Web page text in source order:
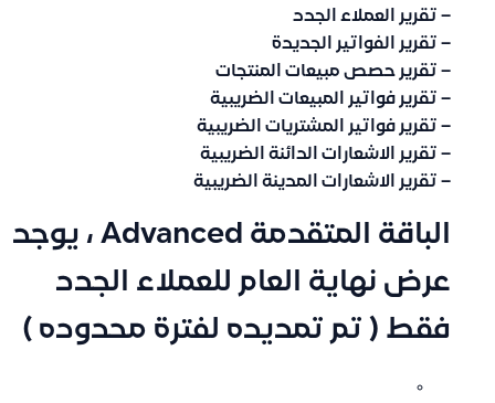
– تقرير العملاء الجدد
– تقرير الفواتير الجديدة
– تقرير حصص مبيعات المنتجات
– تقرير فواتير المبيعات الضريبية
– تقرير فواتير المشتريات الضريبية
– تقرير الاشعارات الدائنة الضريبية
– تقرير الاشعارات المدينة الضريبية
الباقة المتقدمة Advanced ، يوجد
عرض نهاية العام للعملاء الجدد
فقط ( تم تمديده لفترة محدوده )